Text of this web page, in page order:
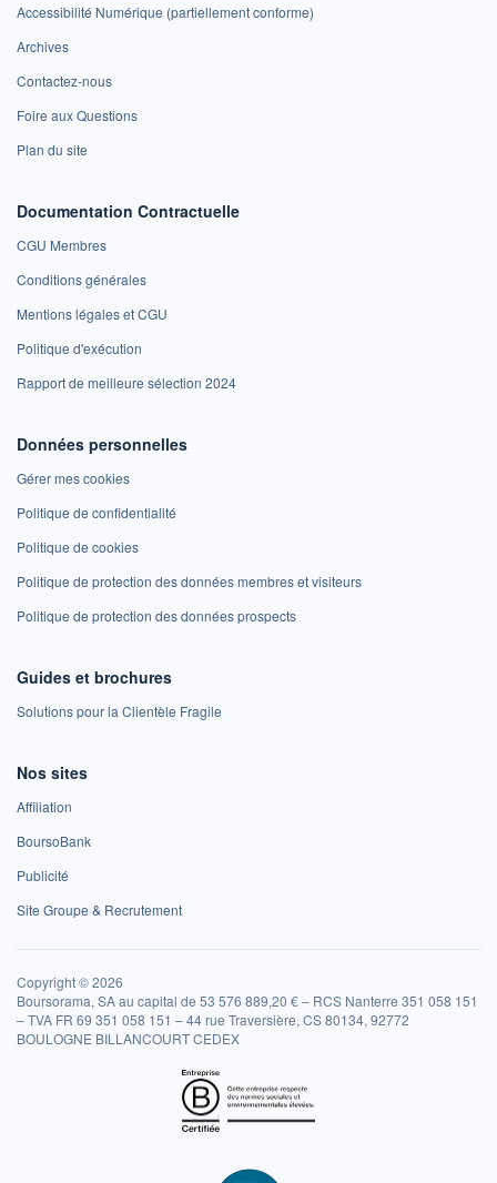
Accessibilité Numérique (partiellement conforme)
Archives
Contactez-nous
Foire aux Questions
Plan du site
Documentation Contractuelle
CGU Membres
Conditions générales
Mentions légales et CGU
Politique d'exécution
Rapport de meilleure sélection 2024
Données personnelles
Gérer mes cookies
Politique de confidentialité
Politique de cookies
Politique de protection des données membres et visiteurs
Politique de protection des données prospects
Guides et brochures
Solutions pour la Clientèle Fragile
Nos sites
Affiliation
BoursoBank
Publicité
Site Groupe & Recrutement
Copyright © 2026
Boursorama, SA au capital de 53 576 889,20 € – RCS Nanterre 351 058 151
– TVA FR 69 351 058 151 – 44 rue Traversière, CS 80134, 92772
BOULOGNE BILLANCOURT CEDEX